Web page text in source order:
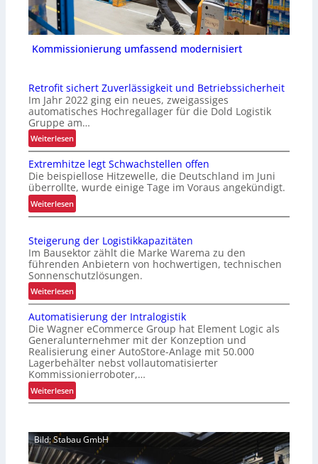
Kommissionierung umfassend modernisiert
Retrofit sichert Zuverlässigkeit und Betriebssicherheit
Im Jahr 2022 ging ein neues, zweigassiges
automatisches Hochregallager für die Dold Logistik
Gruppe am…
Weiterlesen:
R
e
t
r
o
f
t
s
i
c
h
e
r
t
Z
u
v
e
ä
s
s
Extremhitze legt Schwachstellen offen
Die beispiellose Hitzewelle, die Deutschland im Juni
überrollte, wurde einige Tage im Voraus angekündigt.
Weiterlesen:
E
t
r
e
m
h
z
e
l
e
g
t
c
h
w
Steigerung der Logistikkapazitäten
Im Bausektor zählt die Marke Warema zu den
führenden Anbietern von hochwertigen, technischen
Sonnenschutzlösungen.
Weiterlesen:
S
t
e
i
g
e
r
u
d
e
Automatisierung der Intralogistik
Die Wagner eCommerce Group hat Element Logic als
Generalunternehmer mit der Konzeption und
Realisierung einer AutoStore-Anlage mit 50.000
Lagerbehälter nebst vollautomatisierter
Kommissionierroboter,…
Weiterlesen:
A
t
o
m
Bild: Stabau GmbH